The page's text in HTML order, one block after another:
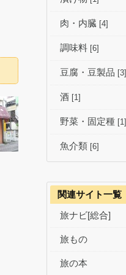
肉・内臓 [4]
調味料 [6]
豆腐・豆製品 [3]
酒 [1]
野菜・固定種 [1]
魚介類 [6]
関連サイト一覧
旅ナビ[総合]
旅もの
旅の本